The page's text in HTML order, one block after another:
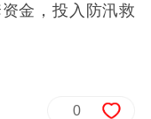
金，投入防汛救
0